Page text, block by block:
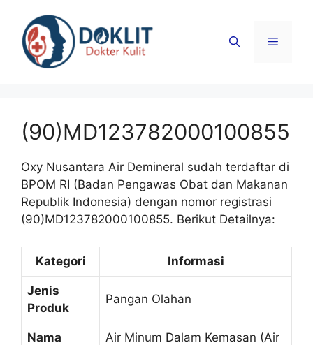
Menu
(90)MD123782000100855
Oxy Nusantara Air Demineral sudah terdaftar di
BPOM RI (Badan Pengawas Obat dan Makanan
Republik Indonesia) dengan nomor registrasi
(90)MD123782000100855. Berikut Detailnya:
Kategori Informasi
Jenis
Produk
Pangan Olahan
Nama
Air Minum Dalam Kemasan (Air